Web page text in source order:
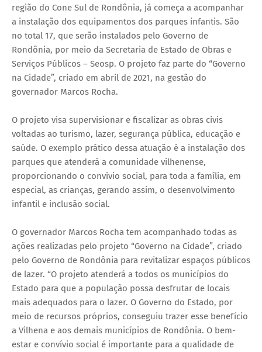
região do Cone Sul de Rondônia, já começa a acompanhar
a instalação dos equipamentos dos parques infantis. São
no total 17, que serão instalados pelo Governo de
Rondônia, por meio da Secretaria de Estado de Obras e
Serviços Públicos – Seosp. O projeto faz parte do “Governo
na Cidade”, criado em abril de 2021, na gestão do
governador Marcos Rocha.
O projeto visa supervisionar e fiscalizar as obras civis
voltadas ao turismo, lazer, segurança pública, educação e
saúde. O exemplo prático dessa atuação é a instalação dos
parques que atenderá a comunidade vilhenense,
proporcionando o convívio social, para toda a família, em
especial, as crianças, gerando assim, o desenvolvimento
infantil e inclusão social.
O governador Marcos Rocha tem acompanhado todas as
ações realizadas pelo projeto “Governo na Cidade”, criado
pelo Governo de Rondônia para revitalizar espaços públicos
de lazer. “O projeto atenderá a todos os municípios do
Estado para que a população possa desfrutar de locais
mais adequados para o lazer. O Governo do Estado, por
meio de recursos próprios, conseguiu trazer esse benefício
a Vilhena e aos demais municípios de Rondônia. O bem-
estar e convívio social é importante para a qualidade de